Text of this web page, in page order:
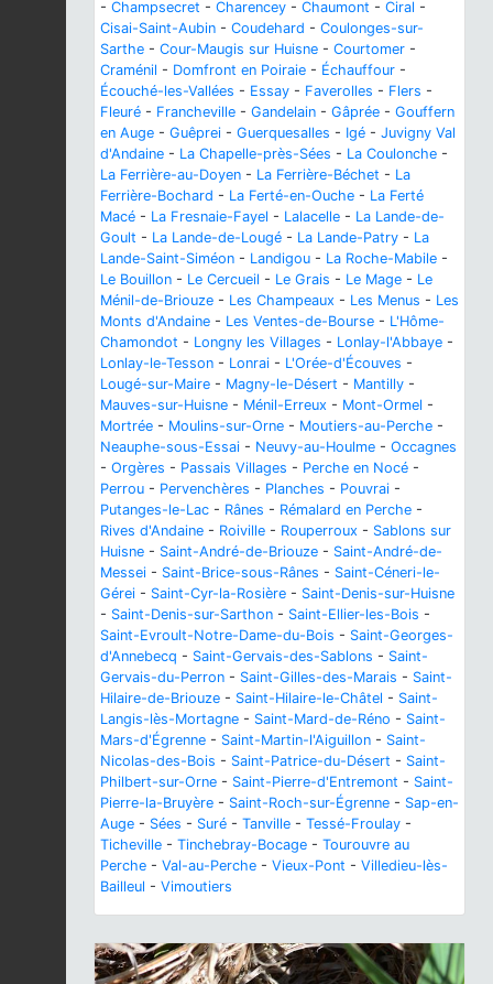
- Champsecret - Charencey - Chaumont - Ciral -
Cisai-Saint-Aubin - Coudehard - Coulonges-sur-
Sarthe - Cour-Maugis sur Huisne - Courtomer -
Craménil - Domfront en Poiraie - Échauffour -
Écouché-les-Vallées - Essay - Faverolles - Flers -
Fleuré - Francheville - Gandelain - Gâprée - Gouffern
en Auge - Guêprei - Guerquesalles - Igé - Juvigny Val
d'Andaine - La Chapelle-près-Sées - La Coulonche -
La Ferrière-au-Doyen - La Ferrière-Béchet - La
Ferrière-Bochard - La Ferté-en-Ouche - La Ferté
Macé - La Fresnaie-Fayel - Lalacelle - La Lande-de-
Goult - La Lande-de-Lougé - La Lande-Patry - La
Lande-Saint-Siméon - Landigou - La Roche-Mabile -
Le Bouillon - Le Cercueil - Le Grais - Le Mage - Le
Ménil-de-Briouze - Les Champeaux - Les Menus - Les
Monts d'Andaine - Les Ventes-de-Bourse - L'Hôme-
Chamondot - Longny les Villages - Lonlay-l'Abbaye -
Lonlay-le-Tesson - Lonrai - L'Orée-d'Écouves -
Lougé-sur-Maire - Magny-le-Désert - Mantilly -
Mauves-sur-Huisne - Ménil-Erreux - Mont-Ormel -
Mortrée - Moulins-sur-Orne - Moutiers-au-Perche -
Neauphe-sous-Essai - Neuvy-au-Houlme - Occagnes
- Orgères - Passais Villages - Perche en Nocé -
Perrou - Pervenchères - Planches - Pouvrai -
Putanges-le-Lac - Rânes - Rémalard en Perche -
Rives d'Andaine - Roiville - Rouperroux - Sablons sur
Huisne - Saint-André-de-Briouze - Saint-André-de-
Messei - Saint-Brice-sous-Rânes - Saint-Céneri-le-
Gérei - Saint-Cyr-la-Rosière - Saint-Denis-sur-Huisne
- Saint-Denis-sur-Sarthon - Saint-Ellier-les-Bois -
Saint-Evroult-Notre-Dame-du-Bois - Saint-Georges-
d'Annebecq - Saint-Gervais-des-Sablons - Saint-
Gervais-du-Perron - Saint-Gilles-des-Marais - Saint-
Hilaire-de-Briouze - Saint-Hilaire-le-Châtel - Saint-
Langis-lès-Mortagne - Saint-Mard-de-Réno - Saint-
Mars-d'Égrenne - Saint-Martin-l'Aiguillon - Saint-
Nicolas-des-Bois - Saint-Patrice-du-Désert - Saint-
Philbert-sur-Orne - Saint-Pierre-d'Entremont - Saint-
Pierre-la-Bruyère - Saint-Roch-sur-Égrenne - Sap-en-
Auge - Sées - Suré - Tanville - Tessé-Froulay -
Ticheville - Tinchebray-Bocage - Tourouvre au
Perche - Val-au-Perche - Vieux-Pont - Villedieu-lès-
Bailleul - Vimoutiers